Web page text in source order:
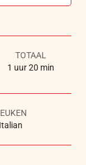
TOTAAL
1 uur20 min
Italian